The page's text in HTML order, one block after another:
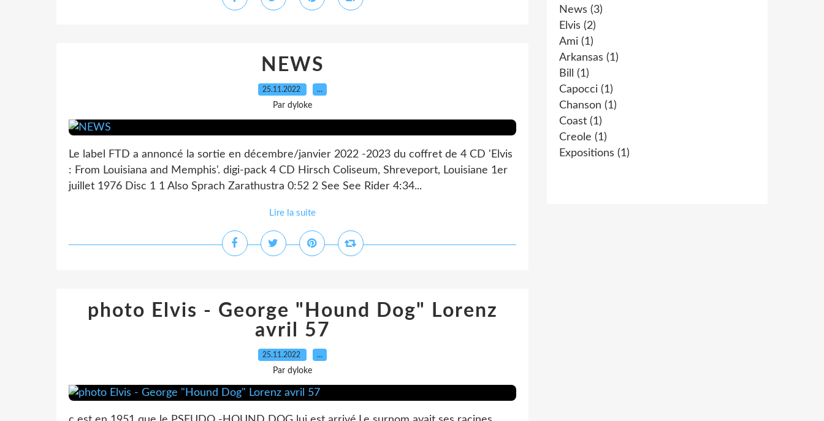
NEWS
25.11.2022 …
Par dyloke
Le label FTD a annoncé la sortie en décembre/janvier 2022 -2023 du coffret de 4 CD 'Elvis
: From Louisiana and Memphis'. digi-pack 4 CD Hirsch Coliseum, Shreveport, Louisiane 1er
juillet 1976 Disc 1 1 Also Sprach Zarathustra 0:52 2 See See Rider 4:34...
Lire la suite
photo Elvis - George "Hound Dog" Lorenz
avril 57
25.11.2022 …
Par dyloke
News (3)
Elvis (2)
Ami (1)
Arkansas (1)
Bill
(1)
Capocci (1)
Chanson (1)
Coast (1)
Creole (1)
Expositions (1)